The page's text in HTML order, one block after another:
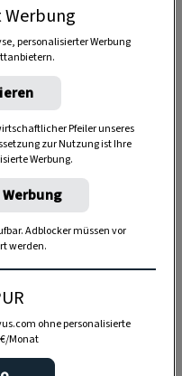
Werbung
personalisierter Werbung
Pfeiler unseres
zur Nutzung ist Ihre
Werbung.
Adblocker müssen vor
werden.
ohne personalisierte
Monat